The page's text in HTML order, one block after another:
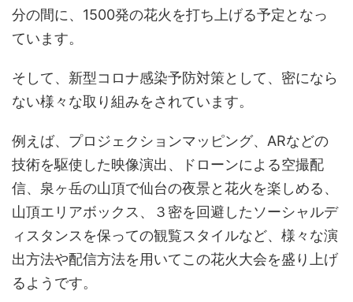
分の間に、1500発の花火を打ち上げる予定となっ
ています。
そして、新型コロナ感染予防対策として、密になら
ない様々な取り組みをされています。
例えば、プロジェクションマッピング、ARなどの
技術を駆使した映像演出、ドローンによる空撮配
信、泉ヶ岳の山頂で仙台の夜景と花火を楽しめる、
山頂エリアボックス、３密を回避したソーシャルデ
ィスタンスを保っての観覧スタイルなど、様々な演
出方法や配信方法を用いてこの花火大会を盛り上げ
るようです。